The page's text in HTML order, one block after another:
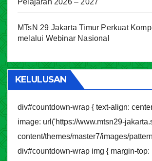
Pelajaran 2026 – 2027
MTsN 29 Jakarta Timur Perkuat
melalui Webinar Nasional
KELULUSAN
div#countdown-wrap { text-align:
image: url('https://www.mtsn29-
content/themes/master7/images/
div#countdown-wrap img { margin-top: